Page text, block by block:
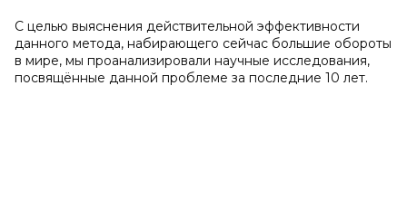
С целью выяснения действительной эффективности
данного метода, набирающего сейчас большие обороты
в мире, мы проанализировали научные исследования,
посвящённые данной проблеме за последние 10 лет.